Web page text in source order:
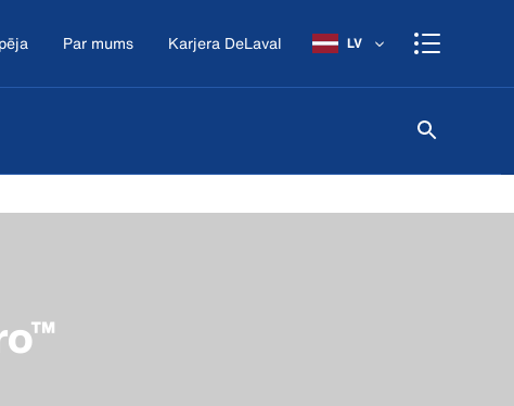
Par mums Karjera DeLaval LV